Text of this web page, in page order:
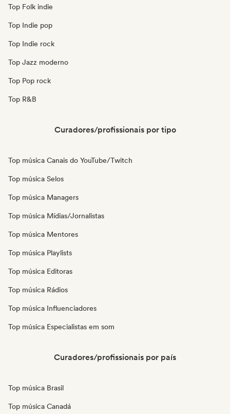
Top Folk indie
Top Indie pop
Top Indie rock
Top Jazz moderno
Top Pop rock
Top R&B
Curadores/profissionais por tipo
Top música Canais do YouTube/Twitch
Top música Selos
Top música Managers
Top música Mídias/Jornalistas
Top música Mentores
Top música Playlists
Top música Editoras
Top música Rádios
Top música Influenciadores
Top música Especialistas em som
Curadores/profissionais por país
Top música Brasil
Top música Canadá